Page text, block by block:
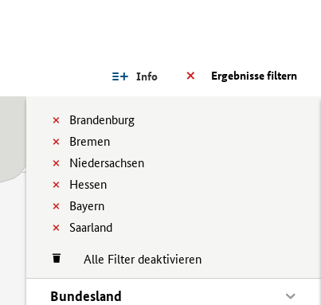
Ergebnisse filtern
Info
Brandenburg
Bremen
Niedersachsen
Hessen
Bayern
Saarland
Alle Filter deaktivieren
Bundesland